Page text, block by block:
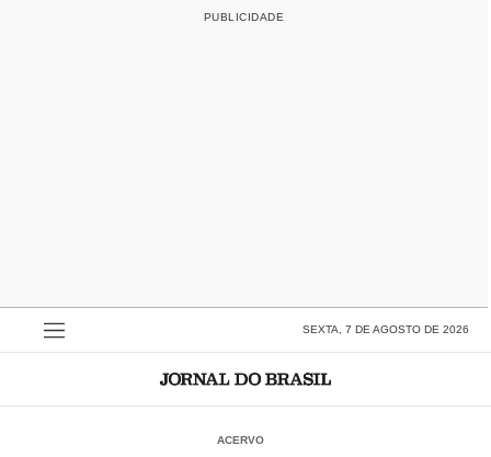
SEXTA, 7 DE AGOSTO DE 2026
ACERVO